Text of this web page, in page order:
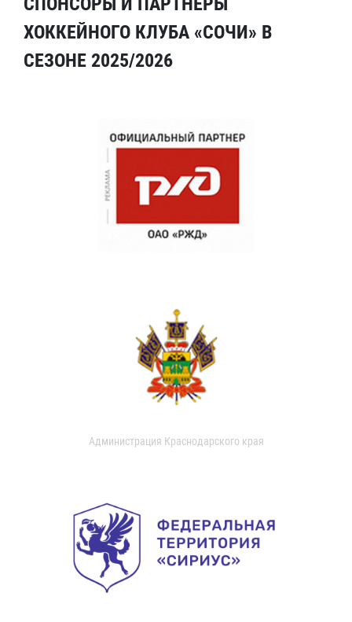
ХОККЕЙНОГО КЛУБА «СОЧИ» В
СЕЗОНЕ 2025/2026
Администрация Краснодарского края